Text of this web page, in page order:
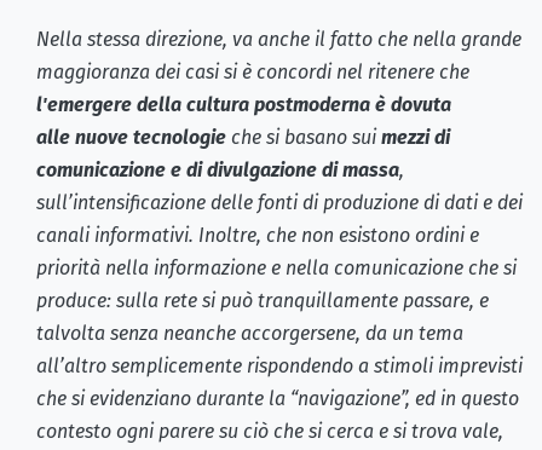
Nella stessa direzione, va anche il fatto che nella grande
maggioranza dei casi si è concordi nel ritenere che
l'emergere della cultura postmoderna è dovuta
alle nuove tecnologie che si basano suimezzi di
comunicazione e di divulgazione di massa,
sull’intensificazione delle fonti di produzione di dati e dei
canali informativi. Inoltre, che non esistono ordini e
priorità nella informazione e nella comunicazione che si
produce: sulla rete si può tranquillamente passare, e
talvolta senza neanche accorgersene, da un tema
all’altro semplicemente rispondendo a stimoli imprevisti
che si evidenziano durante la “navigazione”, ed in questo
contesto ogni parere su ciò che si cerca e si trova vale,